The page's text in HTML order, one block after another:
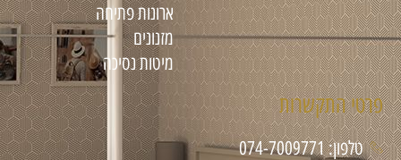
ארונות פתיחה
מזנונים
מיטות נסיכה
פרטי התקשרות
טלפון: 074-7009771